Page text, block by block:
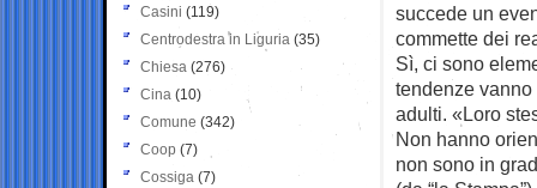
succede un
commette dei
Sì, ci sono
tendenze
adulti. «Loro
Non hanno
non sono in
Casini (119)
Centrodestra in Liguria (35)
Chiesa (276)
Cina (10)
Comune (342)
Coop (7)
Cossiga (7)